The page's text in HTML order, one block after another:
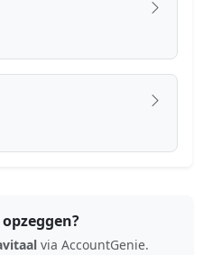
via AccountGenie.